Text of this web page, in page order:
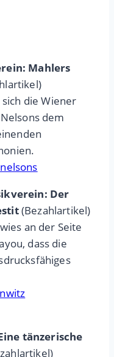
Mahlers
die Wiener
dem
Der
(Bezahlartikel)
an der Seite
dass die
tänzerische